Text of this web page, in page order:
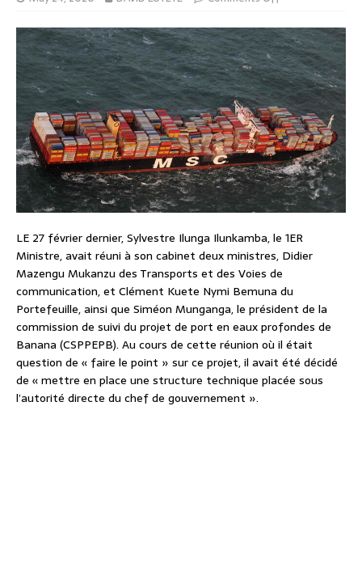
LE 27 février dernier, Sylvestre Ilunga Ilunkamba, le 1ER
Ministre, avait réuni à son cabinet deux ministres, Didier
Mazengu Mukanzu des Transports et des Voies de
communication, et Clément Kuete Nymi Bemuna du
Portefeuille, ainsi que Siméon Munganga, le président de la
commission de suivi du projet de port en eaux profondes de
Banana (CSPPEPB). Au cours de cette réunion où il était
question de « faire le point » sur ce projet, il avait été décidé
de « mettre en place une structure technique placée sous
l’autorité directe du chef de gouvernement ».